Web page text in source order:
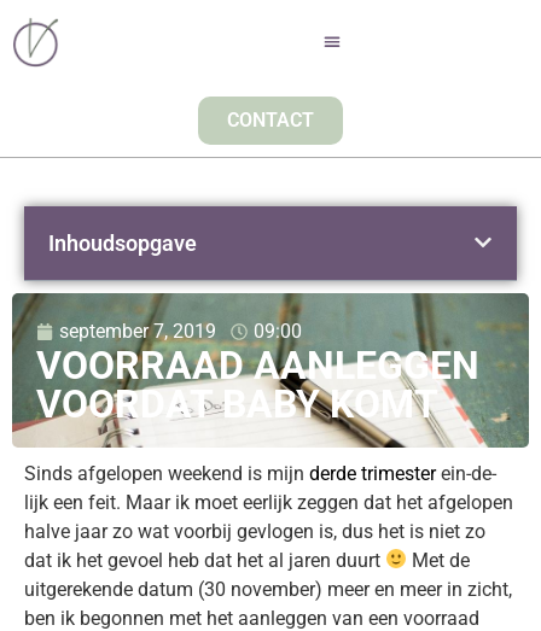
CONTACT
september 7, 2019 09:00
VOORRAAD AANLEGGEN
VOORDAT BABY KOMT
Sinds afgelopen weekend is mijn derde trimesterein-de-
lijk een feit. Maar ik moet eerlijk zeggen dat het afgelopen
halve jaar zo wat voorbij gevlogen is, dus het is niet zo
dat ik het gevoel heb dat het al jaren duurt
Met de
uitgerekende datum (30 november) meer en meer in zicht,
ben ik begonnen met het aanleggen van een voorraad
Inhoudsopgave